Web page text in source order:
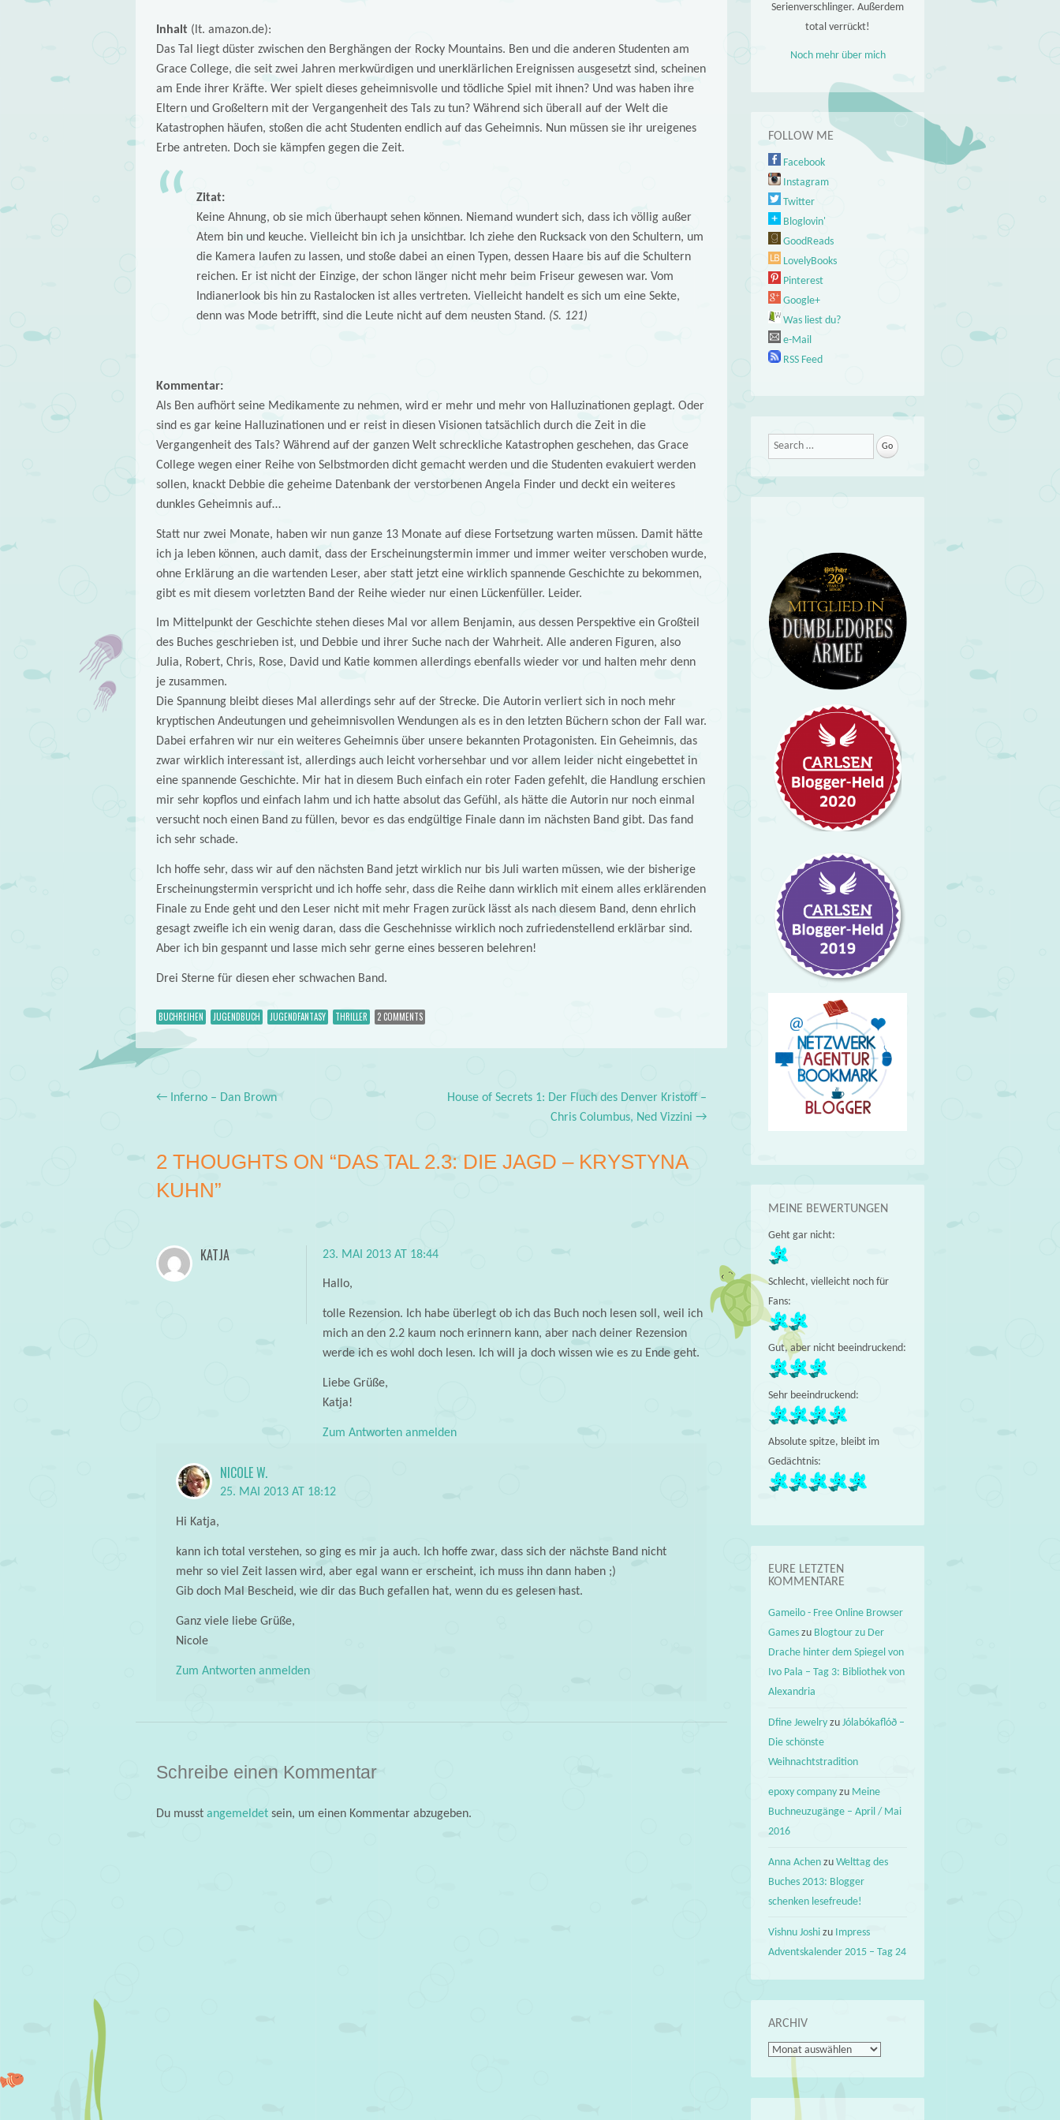
Inhalt (lt. amazon.de):
Das Tal liegt düster zwischen den Berghängen der Rocky Mountains. Ben und die anderen Studenten am
Grace College, die seit zwei Jahren merkwürdigen und unerklärlichen Ereignissen ausgesetzt sind, scheinen
am Ende ihrer Kräfte. Wer spielt dieses geheimnisvolle und tödliche Spiel mit ihnen? Und was haben ihre
Eltern und Großeltern mit der Vergangenheit des Tals zu tun? Während sich überall auf der Welt die
Katastrophen häufen, stoßen die acht Studenten endlich auf das Geheimnis. Nun müssen sie ihr ureigenes
Erbe antreten. Doch sie kämpfen gegen die Zeit.
Zitat:
Keine Ahnung, ob sie mich überhaupt sehen können. Niemand wundert sich, dass ich völlig außer
Atem bin und keuche. Vielleicht bin ich ja unsichtbar. Ich ziehe den Rucksack von den Schultern, um
die Kamera laufen zu lassen, und stoße dabei an einen Typen, dessen Haare bis auf die Schultern
reichen. Er ist nicht der Einzige, der schon länger nicht mehr beim Friseur gewesen war. Vom
Indianerlook bis hin zu Rastalocken ist alles vertreten. Vielleicht handelt es sich um eine Sekte,
denn was Mode betrifft, sind die Leute nicht auf dem neusten Stand. (S. 121)
Kommentar:
Als Ben aufhört seine Medikamente zu nehmen, wird er mehr und mehr von Halluzinationen geplagt. Oder
sind es gar keine Halluzinationen und er reist in diesen Visionen tatsächlich durch die Zeit in die
Vergangenheit des Tals? Während auf der ganzen Welt schreckliche Katastrophen geschehen, das Grace
College wegen einer Reihe von Selbstmorden dicht gemacht werden und die Studenten evakuiert werden
sollen, knackt Debbie die geheime Datenbank der verstorbenen Angela Finder und deckt ein weiteres
dunkles Geheimnis auf…
Statt nur zwei Monate, haben wir nun ganze 13 Monate auf diese Fortsetzung warten müssen. Damit hätte
ich ja leben können, auch damit, dass der Erscheinungstermin immer und immer weiter verschoben wurde,
ohne Erklärung an die wartenden Leser, aber statt jetzt eine wirklich spannende Geschichte zu bekommen,
gibt es mit diesem vorletzten Band der Reihe wieder nur einen Lückenfüller. Leider.
Im Mittelpunkt der Geschichte stehen dieses Mal vor allem Benjamin, aus dessen Perspektive ein Großteil
des Buches geschrieben ist, und Debbie und ihrer Suche nach der Wahrheit. Alle anderen Figuren, also
Julia, Robert, Chris, Rose, David und Katie kommen allerdings ebenfalls wieder vor und halten mehr denn
je zusammen.
Die Spannung bleibt dieses Mal allerdings sehr auf der Strecke. Die Autorin verliert sich in noch mehr
kryptischen Andeutungen und geheimnisvollen Wendungen als es in den letzten Büchern schon der Fall war.
Dabei erfahren wir nur ein weiteres Geheimnis über unsere bekannten Protagonisten. Ein Geheimnis, das
zwar wirklich interessant ist, allerdings auch leicht vorhersehbar und vor allem leider nicht eingebettet in
eine spannende Geschichte. Mir hat in diesem Buch einfach ein roter Faden gefehlt, die Handlung erschien
mir sehr kopflos und einfach lahm und ich hatte absolut das Gefühl, als hätte die Autorin nur noch einmal
versucht noch einen Band zu füllen, bevor es das endgültige Finale dann im nächsten Band gibt. Das fand
ich sehr schade.
Ich hoffe sehr, dass wir auf den nächsten Band jetzt wirklich nur bis Juli warten müssen, wie der bisherige
Erscheinungstermin verspricht und ich hoffe sehr, dass die Reihe dann wirklich mit einem alles erklärenden
Finale zu Ende geht und den Leser nicht mit mehr Fragen zurück lässt als nach diesem Band, denn ehrlich
gesagt zweifle ich ein wenig daran, dass die Geschehnisse wirklich noch zufriedenstellend erklärbar sind.
Aber ich bin gespannt und lasse mich sehr gerne eines besseren belehren!
Drei Sterne für diesen eher schwachen Band.
BUCHREIHEN JUGENDBUCH JUGENDFANTASY THRILLER 2 COMMENTS
Post navigation
←Inferno – Dan Brown
House of Secrets 1: Der Fluch des Denver Kristoff –
Chris Columbus, Ned Vizzini→
2 THOUGHTS ON “DAS TAL 2.3: DIE JAGD – KRYSTYNA
KUHN”
KATJA 23. MAI 2013 AT 18:44
Hallo,
tolle Rezension. Ich habe überlegt ob ich das Buch noch lesen soll, weil ich
mich an den 2.2 kaum noch erinnern kann, aber nach deiner Rezension
werde ich es wohl doch lesen. Ich will ja doch wissen wie es zu Ende geht.
Liebe Grüße,
Katja!
Zum Antworten anmelden
NICOLE W.
25. MAI 2013 AT 18:12
Hi Katja,
kann ich total verstehen, so ging es mir ja auch. Ich hoffe zwar, dass sich der nächste Band nicht
mehr so viel Zeit lassen wird, aber egal wann er erscheint, ich muss ihn dann haben ;)
Gib doch Mal Bescheid, wie dir das Buch gefallen hat, wenn du es gelesen hast.
Ganz viele liebe Grüße,
Nicole
Zum Antworten anmelden
Schreibe einen Kommentar
Du musst angemeldetsein, um einen Kommentar abzugeben.
Serienverschlinger. Außerdem
total verrückt!
Noch mehr über mich
FOLLOW ME
Facebook
Instagram
Twitter
Bloglovin'
GoodReads
LovelyBooks
Pinterest
Google+
Was liest du?
e-Mail
RSS Feed
Search
MEINE BEWERTUNGEN
Geht gar nicht:
Schlecht, vielleicht noch für
Fans:
Gut, aber nicht beeindruckend:
Sehr beeindruckend:
Absolute spitze, bleibt im
Gedächtnis:
EURE LETZTEN
KOMMENTARE
Gameilo - Free Online Browser
Games zu Blogtour zu Der
Drache hinter dem Spiegel von
Ivo Pala – Tag 3: Bibliothek von
Alexandria
Dfine Jewelry zuJólabókaflóð –
Die schönste
Weihnachtstradition
epoxy company zu Meine
Buchneuzugänge – April / Mai
2016
Anna Achen zuWelttag des
Buches 2013: Blogger
schenken lesefreude!
Vishnu Joshi zu Impress
Adventskalender 2015 – Tag 24
ARCHIV
Archiv